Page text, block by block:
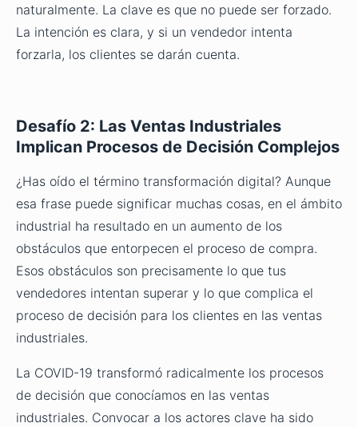
naturalmente. La clave es que no puede ser forzado.
La intención es clara, y si un vendedor intenta
forzarla, los clientes se darán cuenta.
Desafío 2: Las Ventas Industriales
Implican Procesos de Decisión Complejos
¿Has oído el término transformación digital? Aunque
esa frase puede significar muchas cosas, en el ámbito
industrial ha resultado en un aumento de los
obstáculos que entorpecen el proceso de compra.
Esos obstáculos son precisamente lo que tus
vendedores intentan superar y lo que complica el
proceso de decisión para los clientes en las ventas
industriales.
La COVID-19 transformó radicalmente los procesos
de decisión que conocíamos en las ventas
industriales. Convocar a los actores clave ha sido